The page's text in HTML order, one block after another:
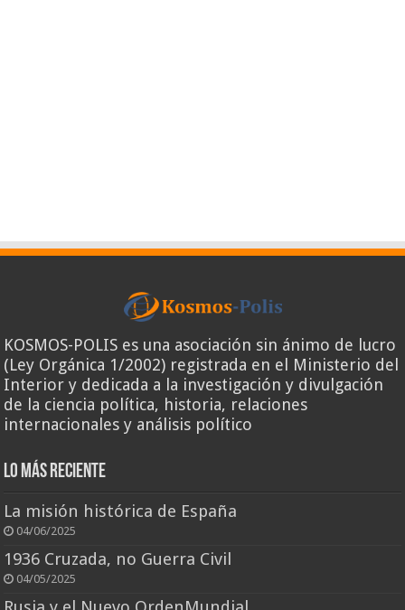
KOSMOS-POLIS es una asociación sin ánimo de lucro
(Ley Orgánica 1/2002) registrada en el Ministerio del
Interior y dedicada a la investigación y divulgación
de la ciencia política, historia, relaciones
internacionales y análisis político
Lo más reciente
La misión histórica de España
04/06/2025
1936 Cruzada, no Guerra Civil
04/05/2025